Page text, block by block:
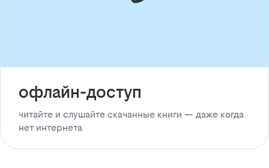
офлайн-доступ
читайте и слушайте скачанные книги — даже когда
нет интернета